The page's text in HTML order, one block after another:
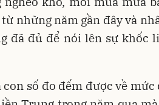
những năm gần đây và
đã đủ để nói lên sự khốc
số đo đếm được về